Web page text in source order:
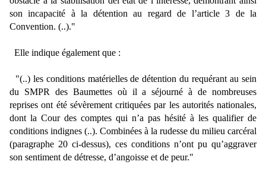
son incapacité à la détention au regard de l’article 3 de la
Convention. (..)."
Elle indique également que :
"(..) les conditions matérielles de détention du requérant au sein
du SMPR
des Baumettes où il a séjourné à de nombreuses
reprises ont été sévèrement critiquées par les autorités nationales,
dont la Cour des comptes qui n’a pas hésité à les qualifier de
conditions indignes (..). Combinées à la rudesse du milieu carcéral
(paragraphe 20 ci-dessus), ces conditions n’ont pu qu’aggraver
son sentiment de détresse, d’angoisse et de peur."